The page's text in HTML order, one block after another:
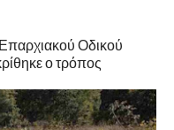
Οδικού
ο τρόπος